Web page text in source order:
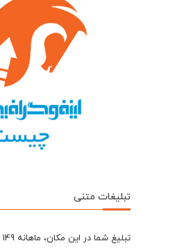
تبلیغات متنی
تبلیغ شما در این مکان، ماهانه 149 هزار تومان